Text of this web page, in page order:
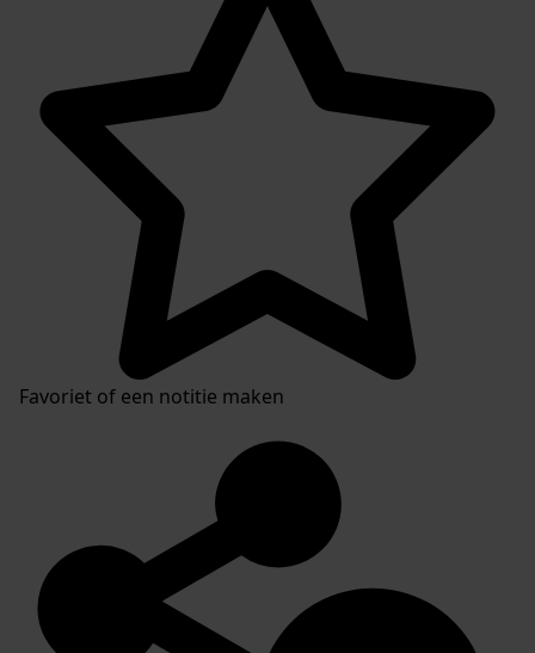
Favoriet of een notitie maken